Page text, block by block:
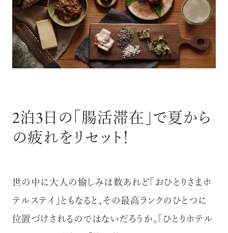
2泊3日の「腸活滞在」で夏から
の疲れをリセット！
世の中に大人の愉しみは数あれど「おひとりさまホ
テルステイ」ともなると、その最高ランクのひとつに
位置づけされるのではないだろうか。「ひとりホテル